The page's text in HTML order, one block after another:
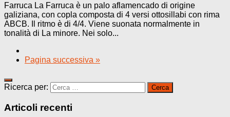
Farruca La Farruca è un palo aflamencado di origine
galiziana, con copla composta di 4 versi ottosillabi con rima
ABCB. Il ritmo è di 4/4. Viene suonata normalmente in
tonalità di La minore. Nei solo...
Pagina successiva »
Ricerca per:
Articoli recenti